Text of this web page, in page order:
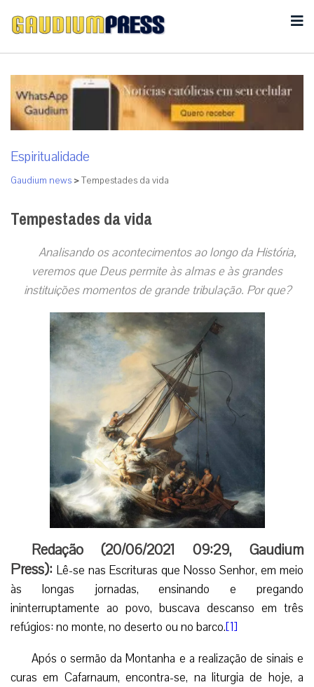
Espiritualidade
Gaudium news >Tempestades da vida
Tempestades da vida
Analisando os acontecimentos ao longo da História,
veremos que Deus permite às almas e às grandes
instituições momentos de grande tribulação. Por que?
Redação (20/06/2021 09:29,Gaudium
Press): Lê-se nas Escrituras que Nosso Senhor, em meio
às longas jornadas, ensinando e pregando
ininterruptamente ao povo, buscava descanso em três
refúgios: no monte, no deserto ou no barco.[1]
Após o sermão da Montanha e a realização de sinais e
curas em Cafarnaum, encontra-se, na liturgia de hoje, a